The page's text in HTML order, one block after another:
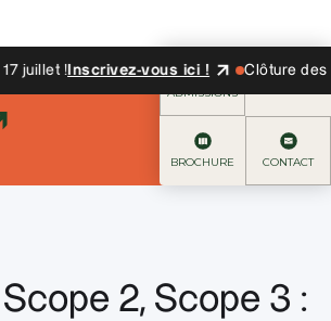
!Inscrivez-vous ici ! Clôture des
ADMISSIONS
BROCHURE CONTACT
Scope 2, Scope 3 :